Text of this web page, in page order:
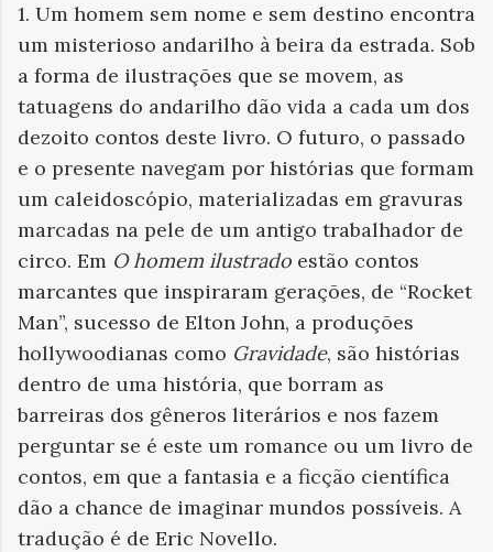
1. Um homem sem nome e sem destino encontra
um misterioso andarilho à beira da estrada. Sob
a forma de ilustrações que se movem, as
tatuagens do andarilho dão vida a cada um dos
dezoito contos deste livro. O futuro, o passado
e o presente navegam por histórias que formam
um caleidoscópio, materializadas em gravuras
marcadas na pele de um antigo trabalhador de
circo. Em O homem ilustrado estão contos
marcantes que inspiraram gerações, de “Rocket
Man”, sucesso de Elton John, a produções
hollywoodianas como Gravidade, são histórias
dentro de uma história, que borram as
barreiras dos gêneros literários e nos fazem
perguntar se é este um romance ou um livro de
contos, em que a fantasia e a ficção científica
dão a chance de imaginar mundos possíveis. A
tradução é de Eric Novello.